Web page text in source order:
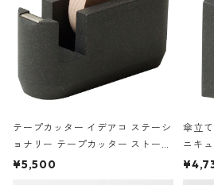
テープカッター イデアコ ステーシ
ョナリー テープカッター ストーン
サンドカラー 石調 ideaco Station
¥5,500
傘立
ニキ
石調
E ス